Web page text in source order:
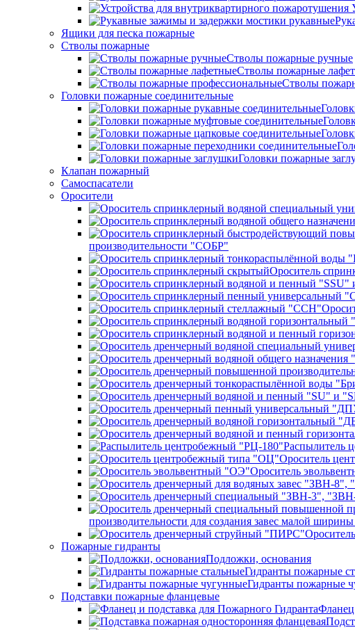
Ящики для песка пожарные
Стволы пожарные
Стволы пожарные ручные
Стволы пожарные
Стволы
Головки пожарные соединительные
Головки пожарные
Клапан пожарный
Самоспасатели
Оросители
производительности "СОБР"
Ороситель
Распылитель
Ороситель
Ороситель
производительности для создания завес малой
Пожарные гидранты
Подложки, основания
Гидранты пожарные
Гидранты пожарные
Подставки пожарные фланцевые
Фланец